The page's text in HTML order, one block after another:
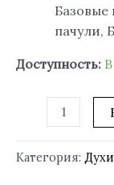
пачули,
Доступность:
Категория: